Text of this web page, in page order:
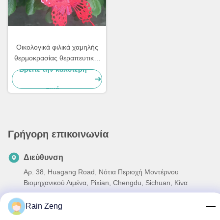
Οικολογικά φιλικά χαμηλής
θερμοκρασίας θεραπευτικές
σκόνες Επιχρίσεις ανθεκτικές
Βρείτε την καλύτερη
τιμή
Γρήγορη επικοινωνία
Διεύθυνση
Αρ. 38, Huagang Road, Νότια Περιοχή Μοντέρνου
Βιομηχανικού Λιμένα, Pixian, Chengdu, Sichuan, Κίνα
Τηλεφώνημα
Rain Zeng